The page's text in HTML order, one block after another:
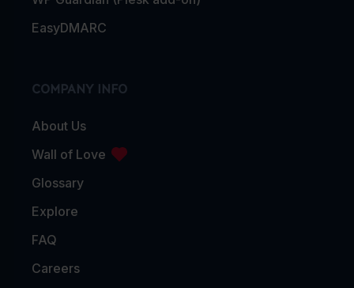
EasyDMARC
COMPANY INFO
About Us
Wall of Love
Glossary
Explore
FAQ
Careers